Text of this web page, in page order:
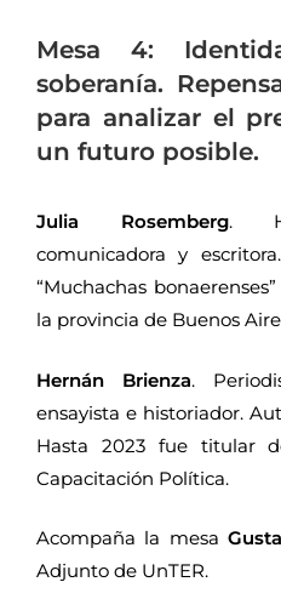
Mesa 4:
soberanía.
para analizar el
un futuro posible.
Julia Rosemberg.
comunicadora y
“Muchachas
la provincia de Buenos
Hernán Brienza.
ensayista e historiador.
Hasta 2023 fue titular
Capacitación Política.
Acompaña la mesa
Adjunto de UnTER.